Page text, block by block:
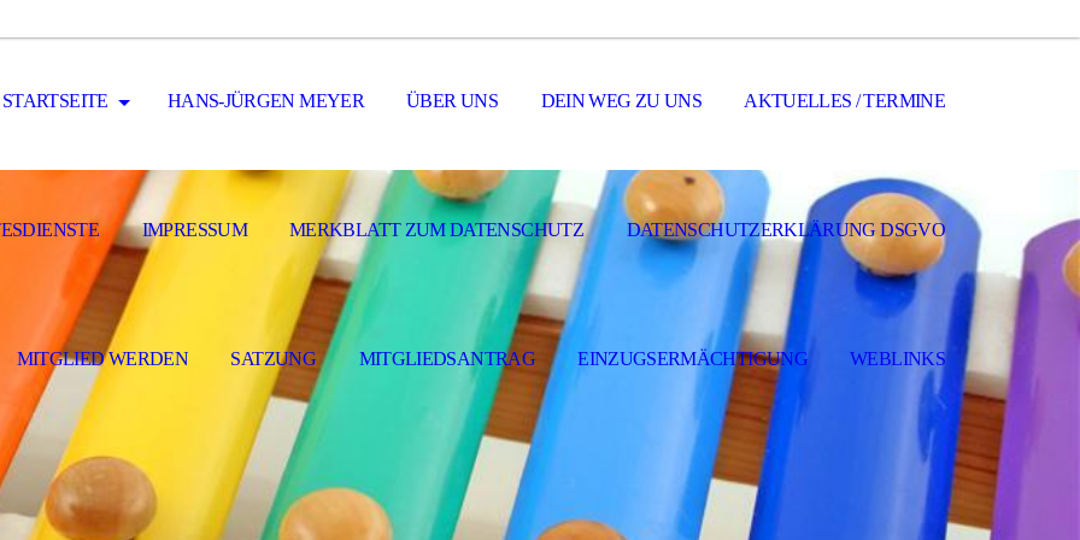
STARTSEITE HANS-JÜRGEN MEYER ÜBER UNS DEIN WEG ZU UNS AKTUELLES / TERMINE
IMPRESSUM MERKBLATT ZUM DATENSCHUTZ DATENSCHUTZERKLÄRUNG DSGVO
MITGLIED WERDEN SATZUNG MITGLIEDSANTRAG EINZUGSERMÄCHTIGUNG WEBLINKS